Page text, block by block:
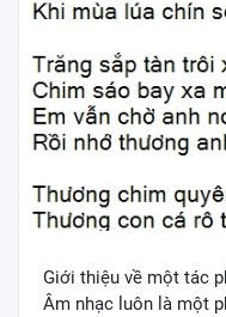
Giới thiệu về một tác
Âm nhạc luôn là một